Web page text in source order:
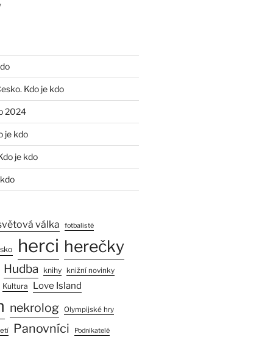
Kdo je kdo
2024
je kdo
je kdo
válka fotbalisté
herci herečky
Hudba knihy knižní novinky
Kultura Love Island
nekrolog Olympijské hry
Panovníci Podnikatelé